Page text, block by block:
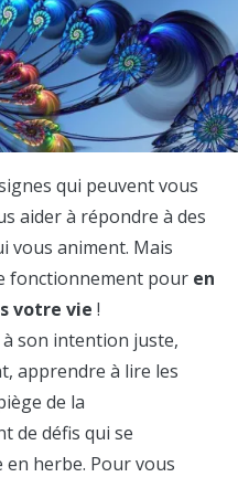
qui peuvent vous
aider à répondre à des
vous animent. Mais
fonctionnement pour en
votre vie !
son intention juste,
apprendre à lire les
de la
de défis qui se
herbe. Pour vous